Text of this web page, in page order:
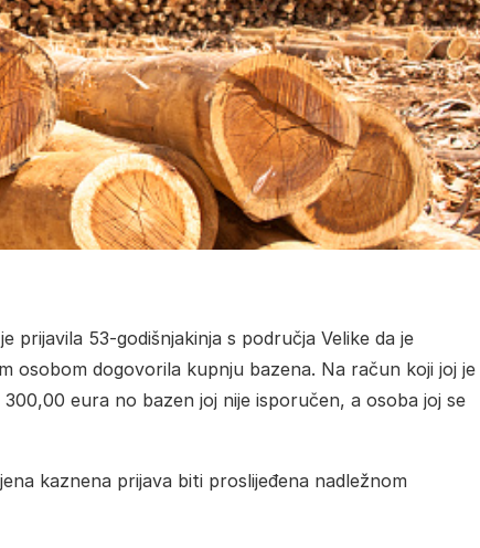
prijavila 53-godišnjakinja s područja Velike da je
osobom dogovorila kupnju bazena. Na račun koji joj je
eura no bazen joj nije isporučen, a osoba joj se
kaznena prijava biti proslijeđena nadležnom